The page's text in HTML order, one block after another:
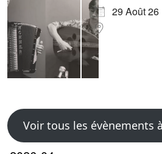
29 Août 26
Voir tous les évènements